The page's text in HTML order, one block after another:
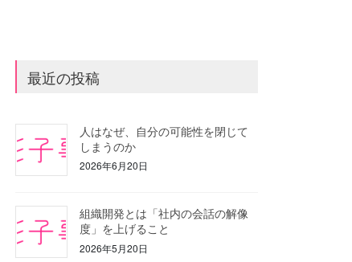
最近の投稿
人はなぜ、自分の可能性を閉じて
しまうのか
2026年6月20日
組織開発とは「社内の会話の解像
度」を上げること
2026年5月20日